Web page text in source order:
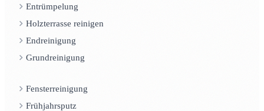
Entrümpelung
Holzterrasse reinigen
Endreinigung
Grundreinigung
Fensterreinigung
Frühjahrsputz